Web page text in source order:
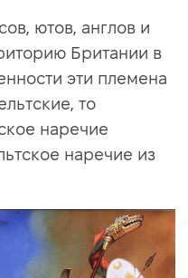
ютов, англов и
Британии в
эти племена
то
наречие
наречие из